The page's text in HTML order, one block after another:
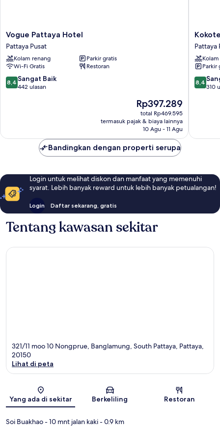
Vogue
Pattaya
Hotel
Pattaya
Pusat
Vogue Pattaya Hotel
Pattaya Pusat
Kolam renang
Parkir gratis
Wi-Fi Gratis
Restoran
8.4
dari
8,4 Sangat Baik
442 ulasan
Harga
sekarang
Rp397.289
Rp397.289
total Rp469.595
termasuk pajak & biaya lainnya
10 Agu - 11 Agu
Kokotel
Pattaya
South
Beach
Pattaya
Pusat
Pattaya
Parkir
8.4
dari
8,4
310
Bandingkan dengan properti serupa
Login untuk melihat diskon dan manfaat yang memenuhi
syarat. Lebih banyak reward untuk lebih banyak petualangan!
Login Daftar sekarang, gratis
Tentang kawasan sekitar
321/11 moo 10 Nongprue, Banglamung, South Pattaya, Pattaya,
20150
Lihat di peta
Yang ada di sekitar Berkeliling Restoran
Soi Buakhao- 10 mnt jalan kaki- 0.9 km